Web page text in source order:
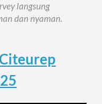
langsung
dan nyaman.